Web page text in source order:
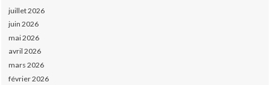
juillet 2026
juin 2026
mai 2026
avril 2026
mars 2026
février 2026